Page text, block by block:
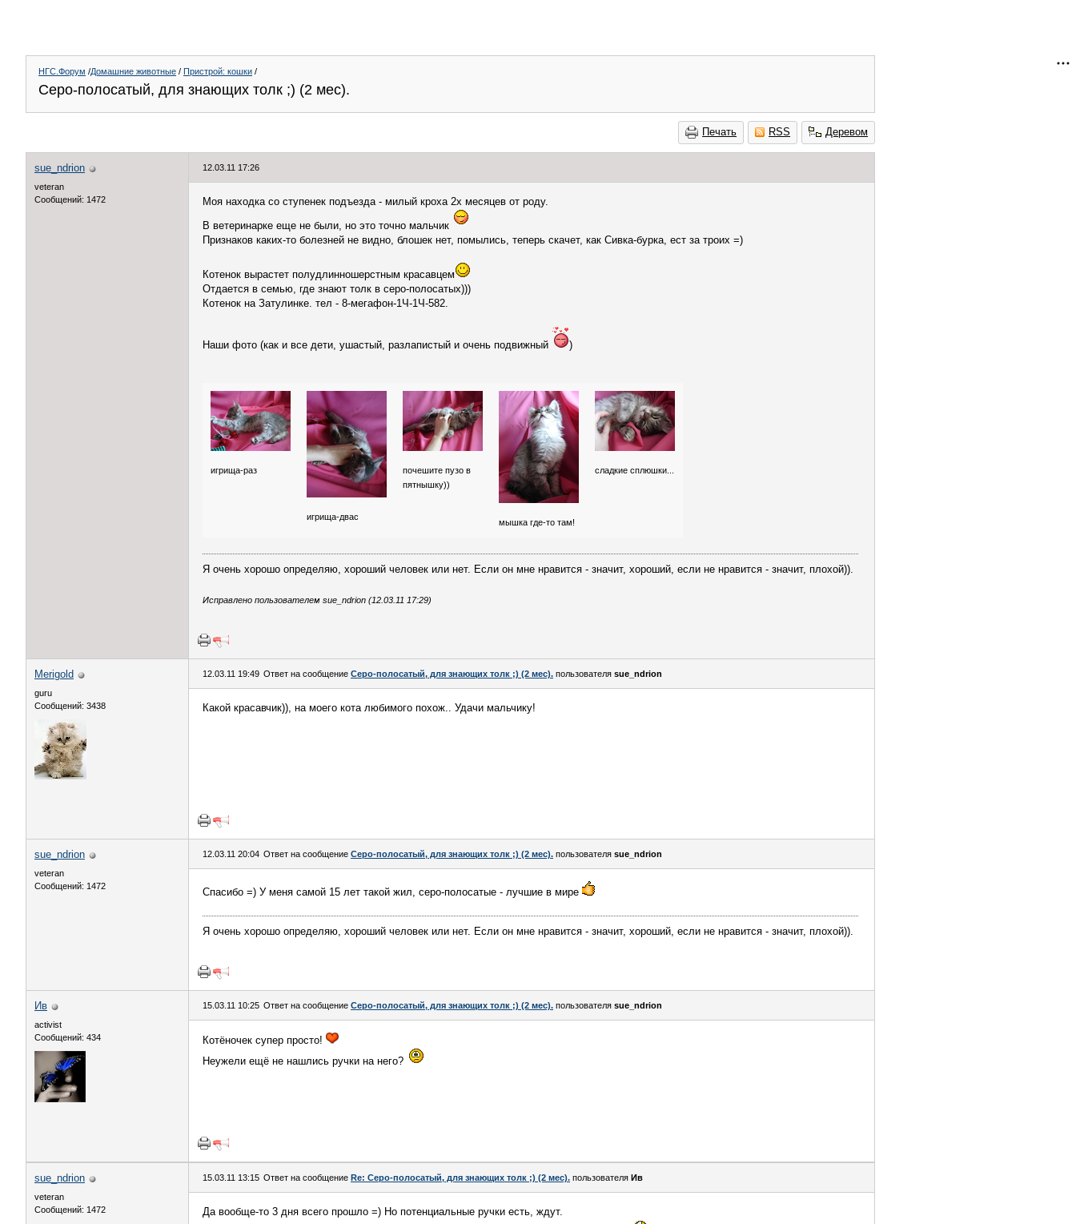
НГС.Форум /Домашние животные / Пристрой: кошки /
Серо-полосатый, для знающих толк ;) (2 мес).
Печать RSS Деревом
sue_ndrion
veteran
Сообщений: 1472
12.03.11 17:26
Моя находка со ступенек подъезда - милый кроха 2х месяцев от роду.
В ветеринарке еще не были, но это точно мальчик
Признаков каких-то болезней не видно, блошек нет, помылись, теперь скачет, как Сивка-бурка, ест за троих =)
Котенок вырастет полудлинношерстным красавцем
Отдается в семью, где знают толк в серо-полосатых)))
Котенок на Затулинке. тел - 8-мегафон-1Ч-1Ч-582.
Наши фото (как и все дети, ушастый, разлапистый и очень подвижный )
игрища-раз
игрища-двас
почешите пузо в
пятнышку))
мышка где-то там!
сладкие сплюшки...
Я очень хорошо определяю, хороший человек или нет. Если он мне нравится - значит, хороший, если не нравится - значит, плохой)).
Исправлено пользователем sue_ndrion (12.03.11 17:29)
Merigold
guru
Сообщений: 3438
12.03.11 19:49 Ответ на сообщение Серо-полосатый, для знающих толк ;) (2 мес). пользователя sue_ndrion
Какой красавчик)), на моего кота любимого похож.. Удачи мальчику!
sue_ndrion
veteran
Сообщений: 1472
12.03.11 20:04 Ответ на сообщение Серо-полосатый, для знающих толк ;) (2 мес). пользователя sue_ndrion
Спасибо =) У меня самой 15 лет такой жил, серо-полосатые - лучшие в мире
Я очень хорошо определяю, хороший человек или нет. Если он мне нравится - значит, хороший, если не нравится - значит, плохой)).
Ив
activist
Сообщений: 434
15.03.11 10:25 Ответ на сообщение Серо-полосатый, для знающих толк ;) (2 мес). пользователя sue_ndrion
Котёночек супер просто!
Неужели ещё не нашлись ручки на него?
sue_ndrion
veteran
Сообщений: 1472
15.03.11 13:15 Ответ на сообщение Re: Серо-полосатый, для знающих толк ;) (2 мес). пользователя Ив
Да вообще-то 3 дня всего прошло =) Но потенциальные ручки есть, ждут.